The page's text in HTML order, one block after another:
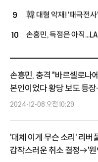
국가대표' 옌스, 복귀전
9
韓 대형 악재! '태극전
10
손흥민, 득점은 아직
손흥민, 충격 "바르셀로나
본인이었다 황당 보도 등
2024-12-08 오전 10:29
'대체 이게 무슨 소리' 리버
갑작스러운 취소 결정→'원